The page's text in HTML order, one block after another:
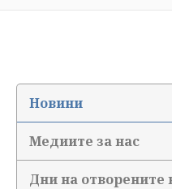
Новини
Медиите за нас
Дни на отворените